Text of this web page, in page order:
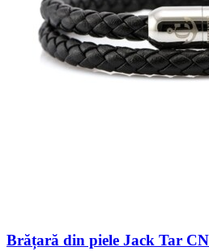
Brățară din piele Jack Tar